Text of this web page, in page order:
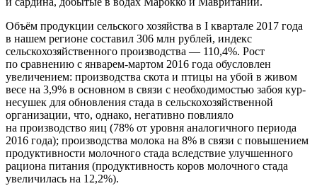
Объём продукции сельского хозяйства в I квартале 2017 года
в нашем регионе составил 306 млн рублей, индекс
сельскохозяйственного производства — 110,4%. Рост
по сравнению с январем-мартом 2016 года обусловлен
увеличением: производства скота и птицы на убой в живом
весе на 3,9% в основном в связи с необходимостью забоя кур-
несушек для обновления стада в сельскохозяйственной
организации, что, однако, негативно повлияло
на производство яиц (78% от уровня аналогичного периода
2016 года); производства молока на 8% в связи с повышением
продуктивности молочного стада вследствие улучшенного
рациона питания (продуктивность коров молочного стада
увеличилась на 12,2%).